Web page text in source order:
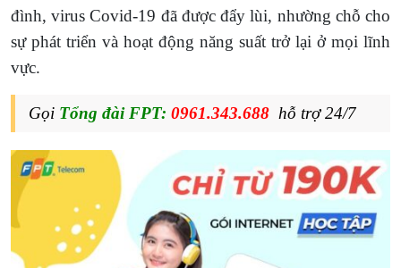
đình, virus Covid-19 đã được đẩy lùi, nhường chỗ cho
sự phát triển và hoạt động năng suất trở lại ở mọi lĩnh
vực.
Gọi Tổng đài FPT: 0961.343.688 hỗ trợ 24/7